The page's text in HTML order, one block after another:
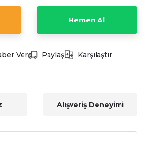
Hemen Al
Ver Paylaş Karşılaştır
Alışveriş Deneyimi